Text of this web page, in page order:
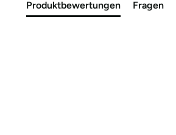
Produktbewertungen Fragen